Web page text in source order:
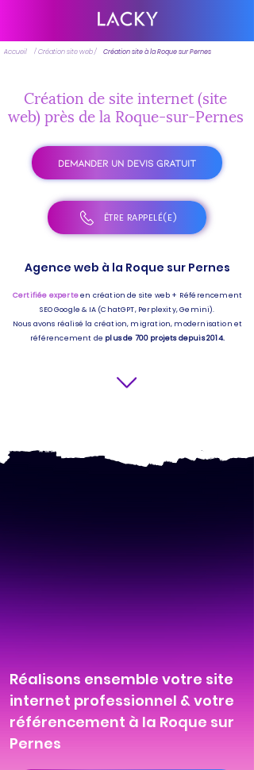
Accueil / Création site web / Création site à la Roque sur Pernes
Création de site internet (site
web) près de la Roque-sur-Pernes
DEMANDER UN DEVIS GRATUIT
ÊTRE RAPPELÉ(E)
Agence web à la Roque sur Pernes
Certifiée experteen création de site web + Référencement
SEO Google & IA (ChatGPT, Perplexity, Gemini).
Nous avons réalisé la création, migration, modernisation et
référencement de plus de 700 projets depuis 2014.
Réalisons ensemble votre site
internet professionnel & votre
référencement à la Roque sur
Pernes